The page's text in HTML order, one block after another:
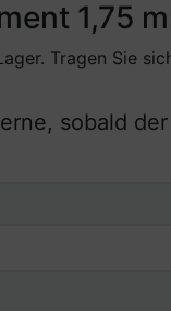
1,75
Tragen Sie
sobald